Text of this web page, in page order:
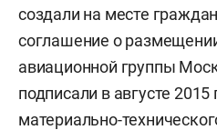
создали на месте
соглашение о
авиационной группы
подписали в августе 2015
материально-